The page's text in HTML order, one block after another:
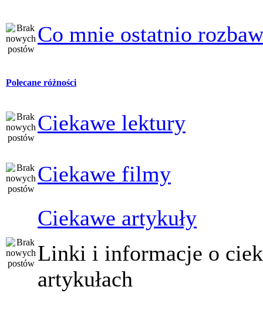
Co mnie ostatnio
Polecane różności
Ciekawe lektury
Ciekawe filmy
Ciekawe artykuły
Linki i informacje o
artykułach